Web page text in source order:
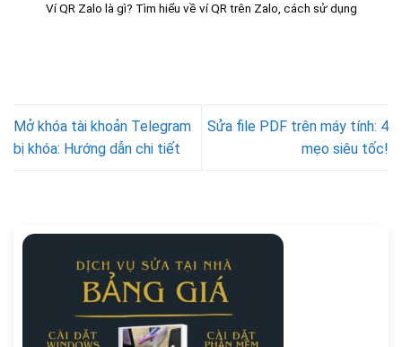
Ví QR Zalo là gì? Tìm hiểu về ví QR trên Zalo, cách sử dụng
Mở khóa tài khoản Telegram
bị khóa: Hướng dẫn chi tiết
Sửa file PDF trên máy tính: 4
mẹo siêu tốc!